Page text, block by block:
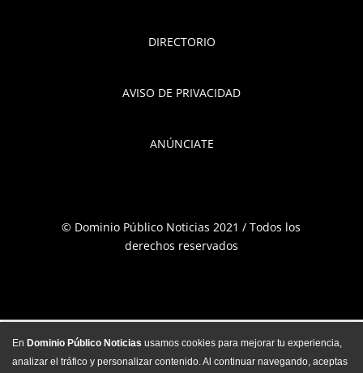
DIRECTORIO
AVISO DE PRIVACIDAD
ANÚNCIATE
© Dominio Público Noticias 2021 / Todos los
derechos reservados
En Dominio Público Noticias usamos cookies para mejorar tu experiencia,
analizar el tráfico y personalizar contenido. Al continuar navegando, aceptas